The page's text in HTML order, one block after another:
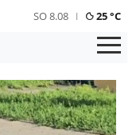
SO 8.08 25 °C